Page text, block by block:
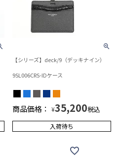
【シリーズ】deck/9（デッキナイン）
9SL006CRS-IDケース
商品価格： ¥35,200税込
入荷待ち